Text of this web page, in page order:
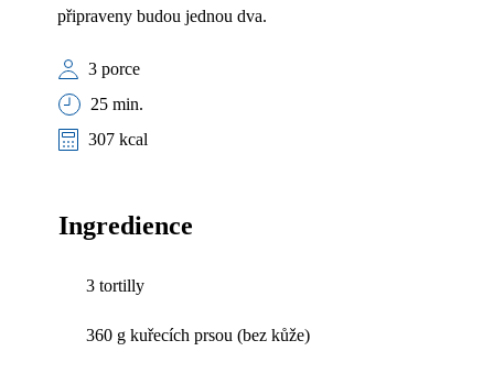
připraveny budou jednou dva.
3 porce
25 min.
307 kcal
Ingredience
3 tortilly
360 g kuřecích prsou (bez kůže)